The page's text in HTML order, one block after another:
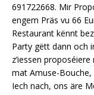
691722668. Mir
engem Präs vu 66
Restaurant kënnt
Party gëtt dann och
z’iessen
mat Amuse-
Iech nach, ons äre